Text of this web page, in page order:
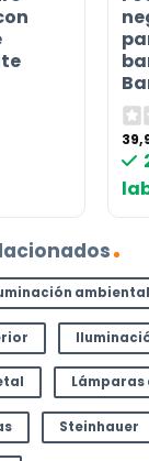
ambiental
Lámparas
Steinhauer